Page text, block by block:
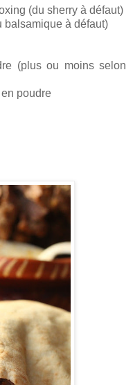
(du sherry à défaut)
balsamique à défaut)
(plus ou moins selon
poudre